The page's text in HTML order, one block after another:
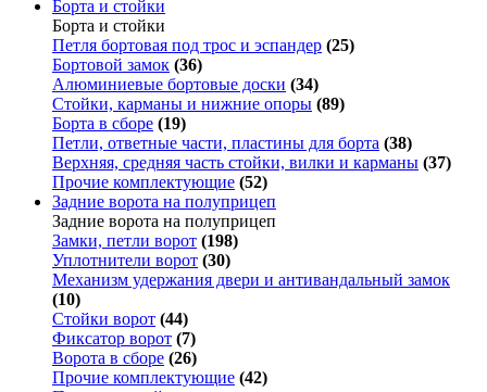
Борта и стойки
Борта и стойки
Петля бортовая под трос и эспандер (25)
Бортовой замок (36)
Алюминиевые бортовые доски (34)
Стойки, карманы и нижние опоры (89)
Борта в сборе (19)
Петли, ответные части, пластины для борта (38)
Верхняя, средняя часть стойки, вилки и карманы (37)
Прочие комплектующие (52)
Задние ворота на полуприцеп
Задние ворота на полуприцеп
Замки, петли ворот (198)
Уплотнители ворот (30)
Механизм удержания двери и антивандальный замок
(10)
Стойки ворот (44)
Фиксатор ворот (7)
Ворота в сборе (26)
Прочие комплектующие (42)